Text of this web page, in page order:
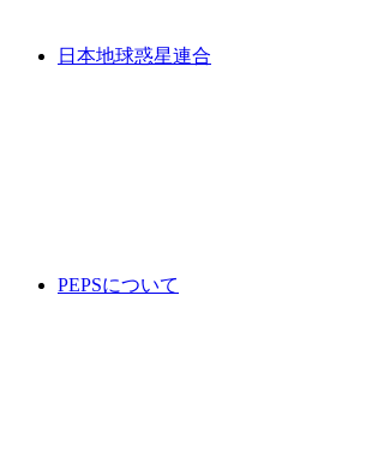
日本地球惑星連合
PEPSについて